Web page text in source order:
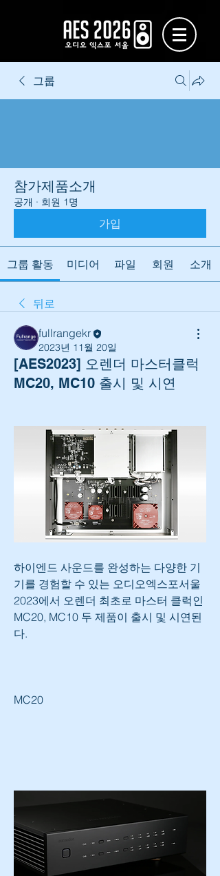
그룹
참가제품소개
공개 · 회원 1명
가입
그룹 활동 미디어 파일 회원 소개
뒤로
fullrangekr
2023년 11월 20일
[AES2023] 오렌더 마스터클럭
MC20, MC10 출시 및 시연
하이엔드 사운드를 완성하는 다양한 기
기를 경험할 수 있는 오디오엑스포서울
2023에서 오렌더 최초로 마스터 클럭인
MC20, MC10 두 제품이 출시 및 시연된
다.
MC20